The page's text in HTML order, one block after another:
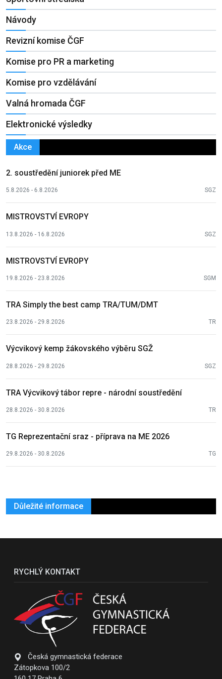
Návody
Revizní komise ČGF
Komise pro PR a marketing
Komise pro vzdělávání
Valná hromada ČGF
Elektronické výsledky
Akce
2. soustředění juniorek před ME
5.8.2026 - 6.8.2026 SGZ
MISTROVSTVÍ EVROPY
13.8.2026 - 16.8.2026 SGZ
MISTROVSTVÍ EVROPY
19.8.2026 - 23.8.2026 SGM
TRA Simply the best camp TRA/TUM/DMT
23.8.2026 - 29.8.2026 TR
Výcvikový kemp žákovského výběru SGŽ
28.8.2026 - 29.8.2026 SGZ
TRA Výcvikový tábor repre - národní soustředění
28.8.2026 - 30.8.2026 TR
TG Reprezentační sraz - příprava na ME 2026
29.8.2026 - 30.8.2026 TG
Důležité informace
RYCHLÝ KONTAKT
Česká gymnastická federace
Zátopkova 100/2